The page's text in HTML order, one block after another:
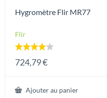
Hygromètre Flir MR77
Flir
4.00
724,79€
Ajouter au panier